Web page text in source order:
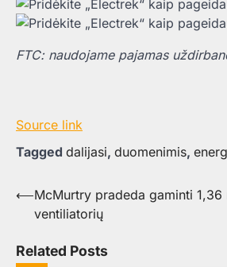
FTC: naudojame pajamas
Source link
Tagged dalijasi, duomenimis,
Navigacija
tarp
įrašų
⟵McMurtry pradeda gaminti
ventiliatorių
Related Posts